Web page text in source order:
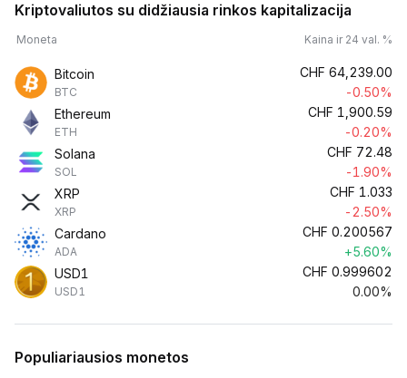
Kriptovaliutos su didžiausia rinkos kapitalizacija
Moneta Kaina ir 24 val. %
Bitcoin
BTC
CHF 64,239.00
-0.50%
Ethereum
ETH
CHF 1,900.59
-0.20%
Solana
SOL
CHF 72.48
-1.90%
XRP
XRP
CHF 1.033
-2.50%
Cardano
ADA
CHF 0.200567
+5.60%
USD1
USD1
CHF 0.999602
0.00%
Populiariausios monetos